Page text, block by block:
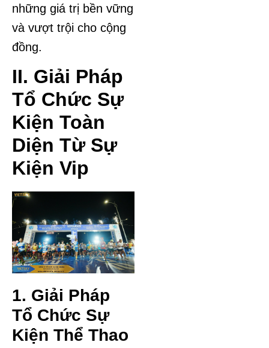
những giá trị bền vững
và vượt trội cho cộng
đồng.
II. Giải Pháp
Tổ Chức Sự
Kiện Toàn
Diện Từ Sự
Kiện Vip
1. Giải Pháp
Tổ Chức Sự
Kiện Thể Thao